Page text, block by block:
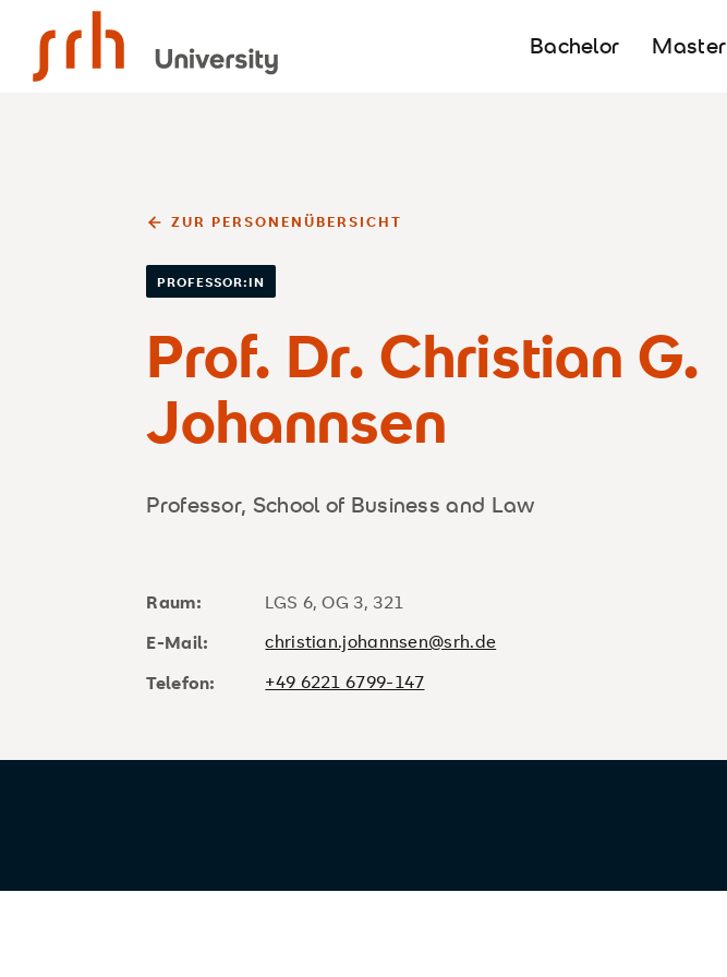
Bachelor Master
ZUR PERSONENÜBERSICHT
PROFESSOR:IN
Prof. Dr. Christian G.
Johannsen
Professor, School of Business and Law
Raum:
LGS 6, OG 3, 321
E-Mail:
christian.johannsen@srh.de
Telefon:
+49 6221 6799-147